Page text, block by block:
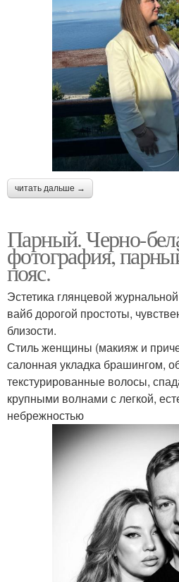
читать дальше →
Парный. Черно-
фотография,
пояс.
Эстетика глянцевой
вайб дорогой простоты,
близости.
Стиль женщины (макияж и
салонная укладка брашингом,
текстурированные волосы,
крупными волнами с легкой,
небрежностью